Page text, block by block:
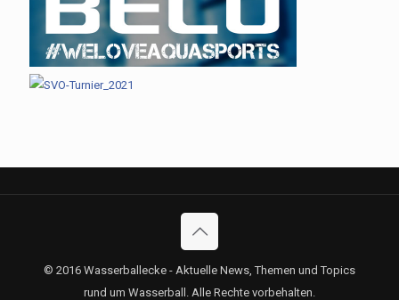
© 2016 Wasserballecke - Aktuelle News, Themen und Topics
rund um Wasserball. Alle Rechte vorbehalten.